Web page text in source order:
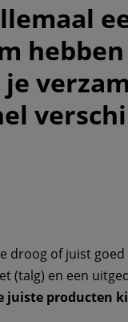
droog of juist
(talg) en een
juiste producten